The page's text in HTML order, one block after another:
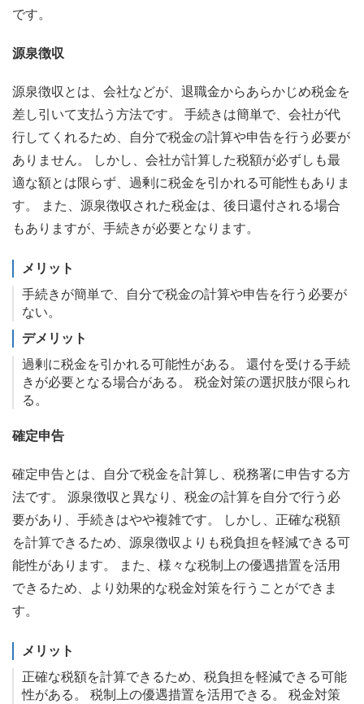
です。
源泉徴収
源泉徴収とは、会社などが、退職金からあらかじめ税金を
差し引いて支払う方法です。 手続きは簡単で、会社が代
行してくれるため、自分で税金の計算や申告を行う必要が
ありません。 しかし、会社が計算した税額が必ずしも最
適な額とは限らず、過剰に税金を引かれる可能性もありま
す。 また、源泉徴収された税金は、後日還付される場合
もありますが、手続きが必要となります。
メリット
手続きが簡単で、自分で税金の計算や申告を行う必要が
ない。
デメリット
過剰に税金を引かれる可能性がある。 還付を受ける手続
きが必要となる場合がある。 税金対策の選択肢が限られ
る。
確定申告
確定申告とは、自分で税金を計算し、税務署に申告する方
法です。 源泉徴収と異なり、税金の計算を自分で行う必
要があり、手続きはやや複雑です。 しかし、正確な税額
を計算できるため、源泉徴収よりも税負担を軽減できる可
能性があります。 また、様々な税制上の優遇措置を活用
できるため、より効果的な税金対策を行うことができま
す。
メリット
正確な税額を計算できるため、税負担を軽減できる可能
性がある。 税制上の優遇措置を活用できる。 税金対策